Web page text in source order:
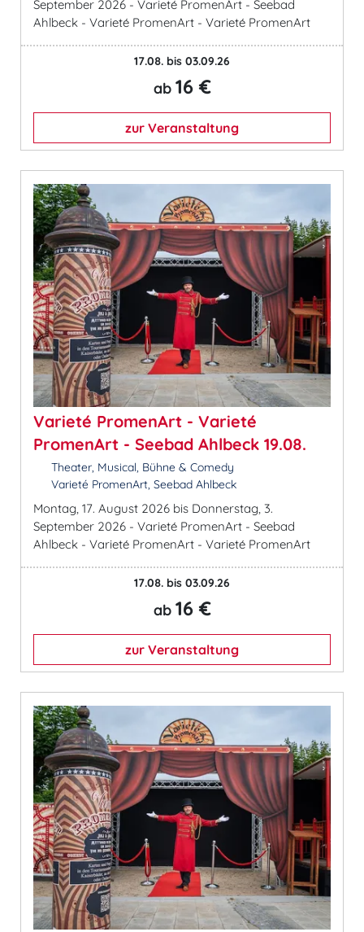
September 2026 - Varieté PromenArt - Seebad
Ahlbeck - Varieté PromenArt - Varieté PromenArt
17.08. bis 03.09.26
ab 16 €
zur Veranstaltung
Varieté PromenArt - Varieté
PromenArt - Seebad Ahlbeck 19.08.
Theater, Musical, Bühne & Comedy
Varieté PromenArt, Seebad Ahlbeck
Montag, 17. August 2026 bis Donnerstag, 3.
September 2026 - Varieté PromenArt - Seebad
Ahlbeck - Varieté PromenArt - Varieté PromenArt
17.08. bis 03.09.26
ab 16 €
zur Veranstaltung